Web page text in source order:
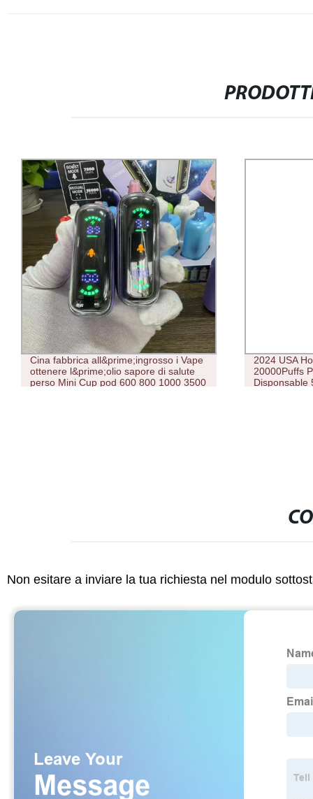
Cina fabbrica all&prime;ingrosso i Vape
ottenere l&prime;olio sapore di salute
perso Mini Cup pod 600 800 1000 3500
2024 USA
20000Puffs
Disponsable
Non esitare a inviare la tua richiesta nel modulo